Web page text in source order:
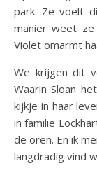
park. Ze voelt
manier weet
Violet omarmt
We krijgen dit
Waarin Sloan
kijkje in haar
in familie
de oren. En ik
langdradig vind